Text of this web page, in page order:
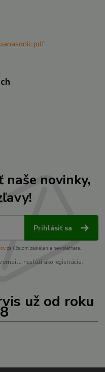
naše novinky,
Prihlásiť sa
za účelom zasielania newslettera.
emailu neslúži ako registrácia.
už od roku